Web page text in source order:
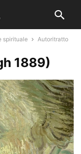
spirituale
Autoritratto
1889)